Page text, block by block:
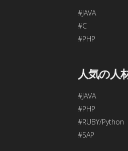
目7番4-305
03-6753-0948
祝日、年末年始、ゴールデンウィー
ただし、必須項目をご入力頂けない
#JAVA
#C
#PHP
人気の人
#JAVA
#PHP
#RUBY/Python
#SAP